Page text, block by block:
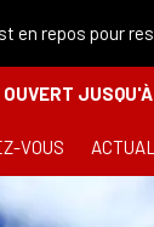
restaurer
VOUS